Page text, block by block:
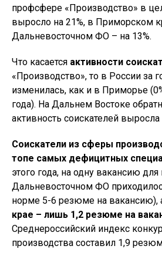
профсфере «Производство» в
выросло на 21%, в Приморском
Дальневосточном ФО – на 13%.
Что касается активности
«Производство», то в России за
изменилась, как и в Приморье
года). На Дальнем Востоке
активность соискателей выросла
Соискатели из сферы
топе самых дефицитных
этого года, на одну вакансию для
Дальневосточном ФО
норме 5-6 резюме на вакансию),
крае – лишь 1,2 резюме на
Среднероссийский индекс
производства составил 1,9